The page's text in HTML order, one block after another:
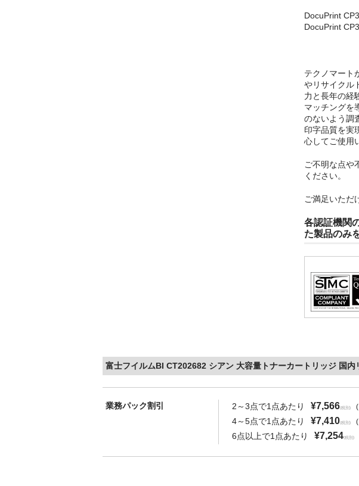
DocuPrint
DocuPrint
テクノマート
やリサイクル
力と長年の経
マッチングを
のないよう調
印字品質を実
心してご使用
ご不明な点や
ください。
ご満足いただ
各認証機関
た製品のみ
富士フイルムBI CT202682 シアン 大容量トナーカートリッジ 国内
業務パック割引 2～3点で1点あたり ¥7,566(税別) (
4～5点で1点あたり ¥7,410(税別) (
6点以上で1点あたり ¥7,254(税別)